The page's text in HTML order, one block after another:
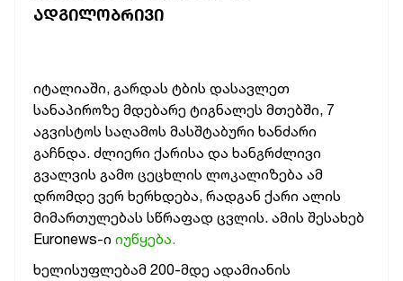
ᲐᲓᲒᲘᲚᲝᲑᲠᲘᲕᲘ
იტალიაში, გარდას ტბის დასავლეთ
სანაპიროზე მდებარე ტიგნალეს მთებში, 7
აგვისტოს საღამოს მასშტაბური ხანძარი
გაჩნდა. ძლიერი ქარისა და ხანგრძლივი
გვალვის გამო ცეცხლის ლოკალიზება ამ
დრომდე ვერ ხერხდება, რადგან ქარი ალის
მიმართულებას სწრაფად ცვლის. ამის შესახებ
Euronews-ი იუწყება.
ხელისუფლებამ 200-მდე ადამიანის